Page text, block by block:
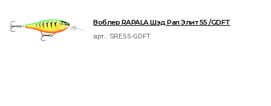
Воблер RAPALA Шэд Рап Элит 55 /GDFT
арт.: SRE55-GDFT